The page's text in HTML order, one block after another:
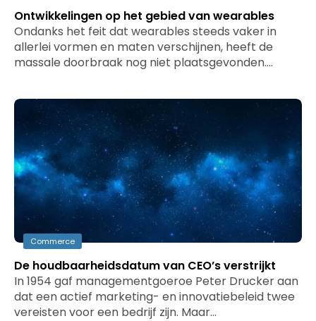
Ontwikkelingen op het gebied van wearables
Ondanks het feit dat wearables steeds vaker in
allerlei vormen en maten verschijnen, heeft de
massale doorbraak nog niet plaatsgevonden.…
Commerce
De houdbaarheidsdatum van CEO’s verstrijkt
In 1954 gaf managementgoeroe Peter Drucker aan
dat een actief marketing- en innovatiebeleid twee
vereisten voor een bedrijf zijn. Maar…